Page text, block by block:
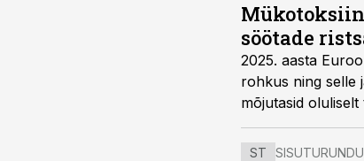
söötade
2025. aasta
rohkus ning selle
mõjutasid
kui 1200
ST